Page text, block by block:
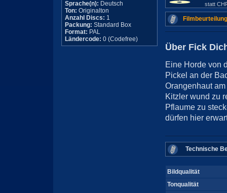
Sprache(n): Deutsch
Ton: Originalton
Anzahl Discs: 1
Packung: Standard Box
Format: PAL
Ländercode: 0 (Codefree)
statt
Über Fick
Eine Horde von
Pickel an der
Orangenhaut
Kitzler wund zu
Pflaume zu
dürfen hier
Technische
Bildqualität
Tonqualität